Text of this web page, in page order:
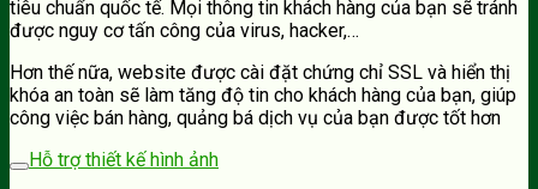
tiêu chuẩn quốc tế. Mọi thông tin khách hàng của bạn sẽ tránh
được nguy cơ tấn công của virus, hacker,…
Hơn thế nữa, website được cài đặt chứng chỉ SSL và hiển thị
khóa an toàn sẽ làm tăng độ tin cho khách hàng của bạn, giúp
công việc bán hàng, quảng bá dịch vụ của bạn được tốt hơn
Hỗ trợ thiết kế hình ảnh